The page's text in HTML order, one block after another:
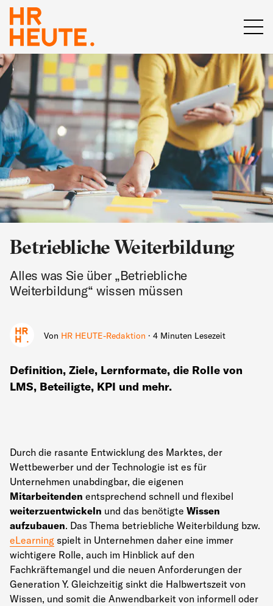
Betriebliche Weiterbildung
Alles was Sie über „Betriebliche
Weiterbildung“ wissen müssen
Von HR HEUTE-Redaktion · 4 Minuten Lesezeit
Definition, Ziele, Lernformate, die Rolle von
LMS, Beteiligte, KPI und mehr.
Durch die rasante Entwicklung des Marktes, der
Wettbewerber und der Technologie ist es für
Unternehmen unabdingbar, die eigenen
Mitarbeitenden entsprechend schnell und flexibel
weiterzuentwickeln und das benötigte Wissen
aufzubauen. Das Thema betriebliche Weiterbildung bzw.
eLearning spielt in Unternehmen daher eine immer
wichtigere Rolle, auch im Hinblick auf den
Fachkräftemangel und die neuen Anforderungen der
Generation Y. Gleichzeitig sinkt die Halbwertszeit von
Wissen, und somit die Anwendbarkeit von informell oder